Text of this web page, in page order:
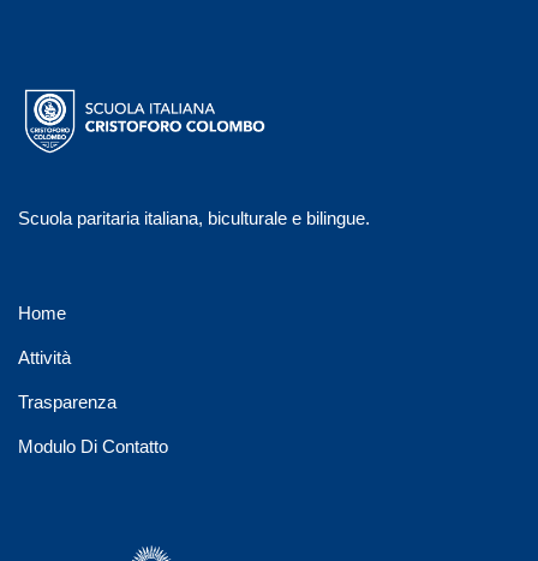
Scuola paritaria italiana, biculturale e bilingue.
Home
Attività
Trasparenza
Modulo Di Contatto